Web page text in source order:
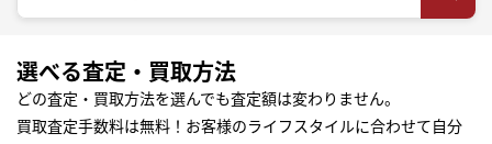
選べる査定・買取方法
どの査定・買取方法を選んでも査定額は変わりません。
買取査定手数料は無料！お客様のライフスタイルに合わせて自分